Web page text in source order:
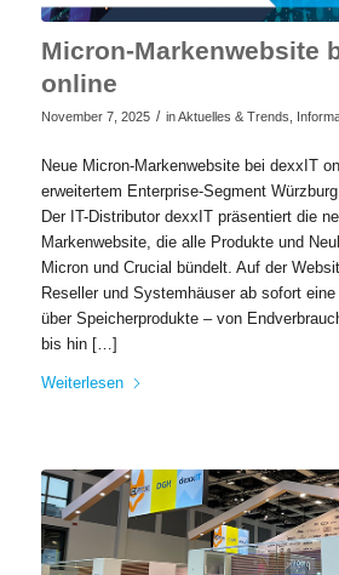
Micron-Markenwebsite
online
November 7, 2025 / inAktuelles & Trends
Neue Micron-Markenwebsite bei dexxIT
erweitertem Enterprise-Segment​
Der IT-Distributor dexxIT präsentiert die
Markenwebsite, die alle Produkte und
Micron und Crucial bündelt. Auf der
Reseller und Systemhäuser ab sofort
über Speicherprodukte – von
bis hin […]
Weiterlesen